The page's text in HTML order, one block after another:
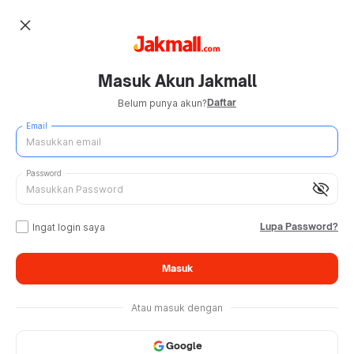
close
Masuk Akun Jakmall
Belum punya akun?Daftar
Email
visibility_off
Password
Ingat login saya Lupa Password?
Masuk
Atau masuk dengan
Google